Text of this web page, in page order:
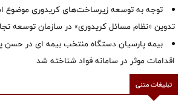
توجه به توسعه زیرساخت‌های کریدوری موضوع
تدوین «نظام مسائل کریدوری» در سازمان توسعه
بیمه پارسیان دستگاه منتخب بیمه ای در حسن
اقدامات موثر در سامانه فواد شناخته شد
تبلیغات متنی